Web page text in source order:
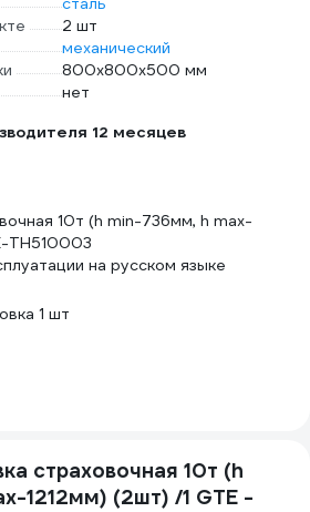
2 шт
механический
800x800x500 мм
нет
12 месяцев
10т (h min-736мм, h max-
TH510003
на русском языке
1 шт
страховочная 10т (h
1212мм) (2шт) /1 GTE -